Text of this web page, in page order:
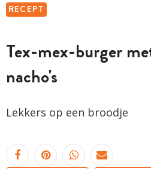
RECEPT
Tex-mex-burger
nacho's
Lekkers op een broodje